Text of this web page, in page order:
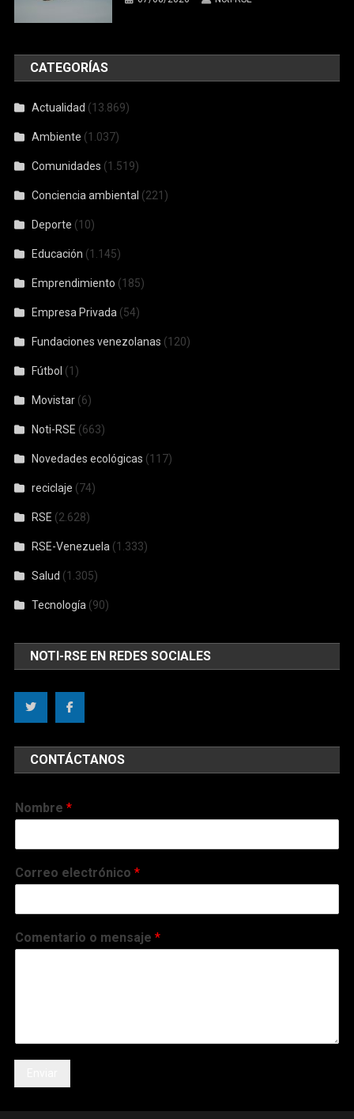
CATEGORÍAS
Actualidad (13.869)
Ambiente (1.037)
Comunidades (1.519)
Conciencia ambiental (221)
Deporte (10)
Educación (1.145)
Emprendimiento (185)
Empresa Privada (54)
Fundaciones venezolanas (120)
Fútbol (1)
Movistar (6)
Noti-RSE (663)
Novedades ecológicas (117)
reciclaje (74)
RSE (2.628)
RSE-Venezuela (1.333)
Salud (1.305)
Tecnología (90)
NOTI-RSE EN REDES SOCIALES
CONTÁCTANOS
Nombre*
Correo electrónico*
Comentario o mensaje*